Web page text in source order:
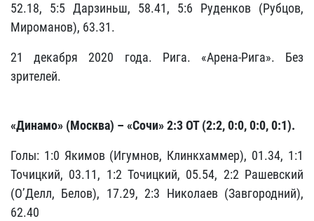
52.18, 5:5 Дарзиньш, 58.41, 5:6 Руденков (Рубцов,
Мироманов), 63.31.
21 декабря 2020 года. Рига. «Арена-Рига». Без
зрителей.
«Динамо» (Москва) – «Сочи» 2:3 ОТ (2:2, 0:0, 0:0, 0:1).
Голы: 1:0 Якимов (Игумнов, Клинкхаммер), 01.34, 1:1
Точицкий, 03.11, 1:2 Точицкий, 05.54, 2:2 Рашевский
(О’Делл, Белов), 17.29, 2:3 Николаев (Завгородний),
62.40